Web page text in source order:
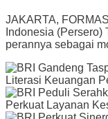
JAKARTA,
Indonesia
perannya sebagai